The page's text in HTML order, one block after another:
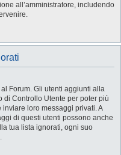
all’amministratore, includendo
Forum. Gli utenti aggiunti alla
Controllo Utente per poter più
loro messaggi privati. A
di questi utenti possono anche
tua lista ignorati, ogni suo